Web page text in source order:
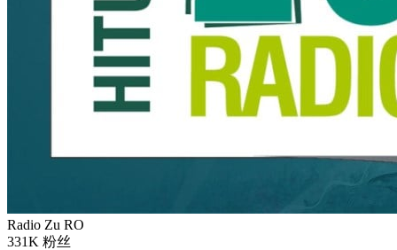
Radio Zu RO
331K 粉丝